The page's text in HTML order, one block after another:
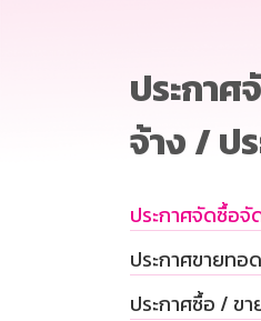
ประกา
จ้าง / ป
ประกาศจัดซื้อจั
ประกาศขายทอ
ประกาศซื้อ / ข